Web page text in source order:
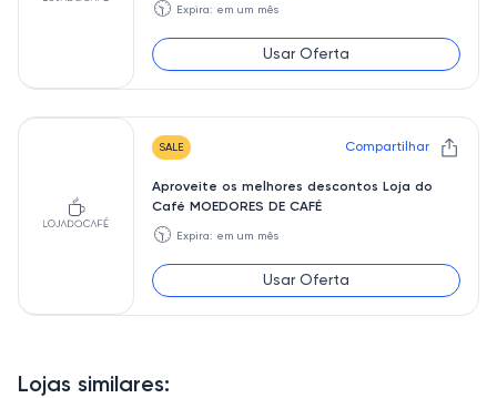
Lojas similares:
🕥 Expira: em um mês
Usar Oferta
SALE Compartilhar
Aproveite os melhores descontos Loja do
Café MOEDORES DE CAFÉ
🕥 Expira: em um mês
Usar Oferta